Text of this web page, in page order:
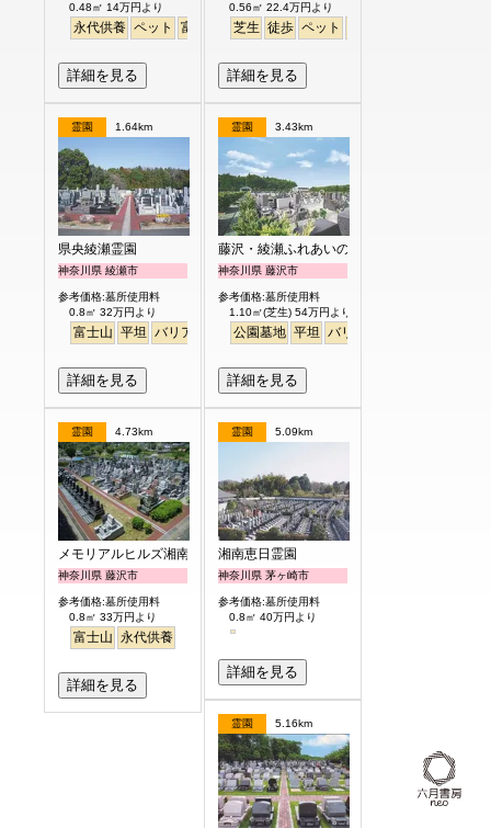
0.48㎡ 14万円より
永代供養 ペット 富士山
詳細を見る
0.56㎡ 22.4万円より
芝生 徒歩 ペット
詳細を見る
霊園 1.64km
県央綾瀬霊園
神奈川県 綾瀬市
参考価格:墓所使用料
0.8㎡ 32万円より
富士山 平坦 バリアフリー 芝桜 ペット
詳細を見る
霊園 3.43km
藤沢・綾瀬ふれあいの杜
神奈川県 藤沢市
参考価格:墓所使用料
1.10㎡(芝生) 54万円より
公園墓地 平坦 バリアフリー
詳細を見る
霊園 4.73km
メモリアルヒルズ湘南
神奈川県 藤沢市
参考価格:墓所使用料
0.8㎡ 33万円より
富士山 永代供養
詳細を見る
霊園 5.09km
湘南恵日霊園
神奈川県 茅ヶ崎市
参考価格:墓所使用料
0.8㎡ 40万円より
詳細を見る
霊園 5.16km